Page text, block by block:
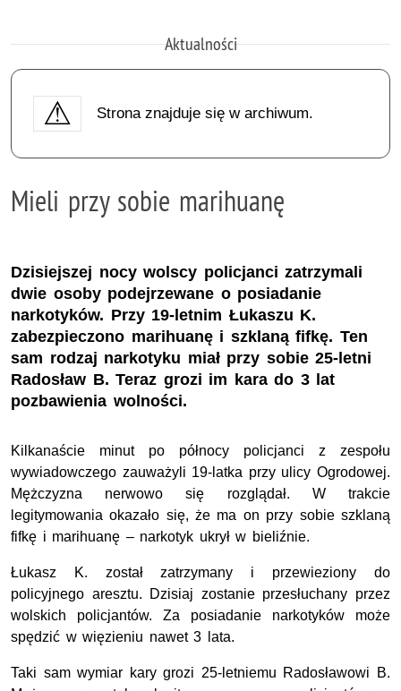
Aktualności
Strona znajduje się w archiwum.
Mieli przy sobie marihuanę
Dzisiejszej nocy wolscy policjanci zatrzymali
dwie osoby podejrzewane o posiadanie
narkotyków. Przy 19-letnim Łukaszu K.
zabezpieczono marihuanę i szklaną fifkę. Ten
sam rodzaj narkotyku miał przy sobie 25-letni
Radosław B. Teraz grozi im kara do 3 lat
pozbawienia wolności.
Kilkanaście minut po północy policjanci z zespołu
wywiadowczego zauważyli 19-latka przy ulicy Ogrodowej.
Mężczyzna nerwowo się rozglądał. W trakcie
legitymowania okazało się, że ma on przy sobie szklaną
fifkę i marihuanę – narkotyk ukrył w bieliźnie.
Łukasz K. został zatrzymany i przewieziony do
policyjnego aresztu. Dzisiaj zostanie przesłuchany przez
wolskich policjantów. Za posiadanie narkotyków może
spędzić w więzieniu nawet 3 lata.
Taki sam wymiar kary grozi 25-letniemu Radosławowi B.